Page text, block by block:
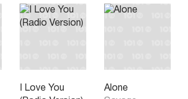
I Love You
Alone